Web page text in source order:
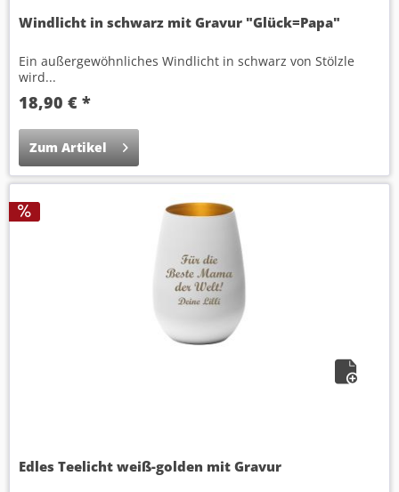
Windlicht in schwarz mit Gravur "Glück=Papa"
Ein außergewöhnliches Windlicht in schwarz von Stölzle
wird...
18,90 € *
Zum Artikel
Edles Teelicht weiß-golden mit Gravur